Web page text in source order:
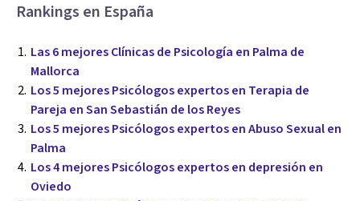
Rankings en España
Las 6 mejores Clínicas de Psicología en Palma de
Mallorca
Los 5 mejores Psicólogos expertos en Terapia de
Pareja en San Sebastián de los Reyes
Los 5 mejores Psicólogos expertos en Abuso Sexual en
Palma
Los 4 mejores Psicólogos expertos en depresión en
Oviedo